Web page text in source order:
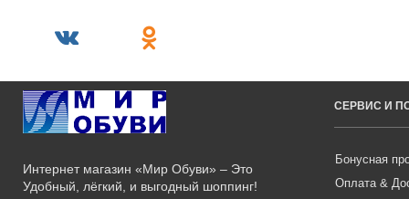
Интернет магазин «Мир Обуви» – Это
Удобный, лёгкий, и выгодный шоппинг!
СЕРВИС И
Бонусная
Оплата &